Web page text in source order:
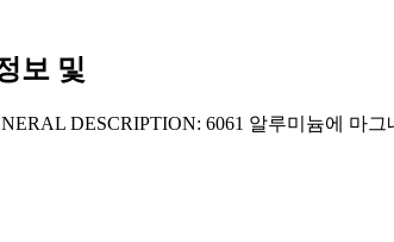
보 및
DESCRIPTION: 6061 알루미늄에 마